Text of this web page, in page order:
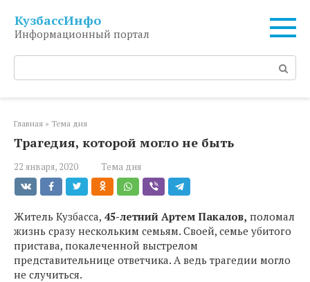
контенту
КузбассИнфо
Информационный портал
Поиск:
Главная » Тема дня
Трагедия, которой могло не быть
22 января, 2020 Тема дня
Житель Кузбасса, 45-летний Артем Пакалов, поломал
жизнь сразу нескольким семьям. Своей, семье убитого
пристава, покалеченной выстрелом
представительнице ответчика. А ведь трагедии могло
не случиться.